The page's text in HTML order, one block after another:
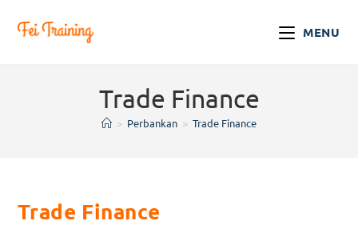
MENU
Trade Finance
> Perbankan > Trade Finance
Trade Finance